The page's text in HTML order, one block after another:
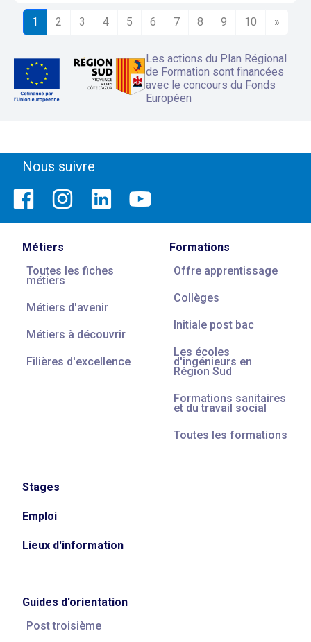
1 2 3 4 5 6 7 8 9 10 »
Les actions du Plan Régional
de Formation sont financées
avec le concours du Fonds
Européen
Nous suivre
Métiers
Toutes les fiches
métiers
Métiers d'avenir
Métiers à découvrir
Filières d'excellence
Formations
Offre apprentissage
Collèges
Initiale post bac
Les écoles
d'ingénieurs en
Région Sud
Formations sanitaires
et du travail social
Toutes les formations
Stages
Emploi
Lieux d'information
Guides d'orientation
Post troisième